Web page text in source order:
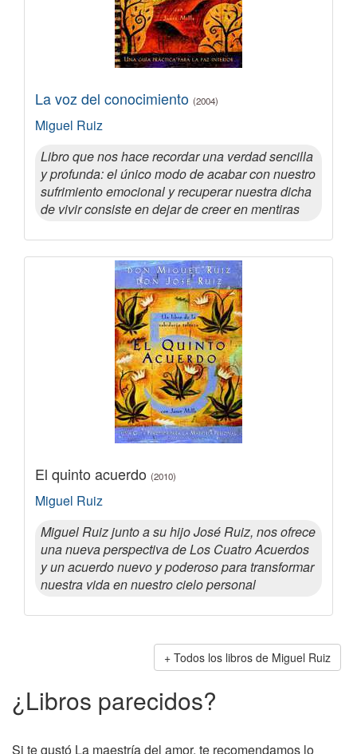
La voz del conocimiento (2004)
Miguel Ruiz
Libro que nos hace recordar una verdad sencilla
y profunda: el único modo de acabar con nuestro
sufrimiento emocional y recuperar nuestra dicha
de vivir consiste en dejar de creer en mentiras
El quinto acuerdo (2010)
Miguel Ruiz
Miguel Ruiz junto a su hijo José Ruiz, nos ofrece
una nueva perspectiva de Los Cuatro Acuerdos
y un acuerdo nuevo y poderoso para transformar
nuestra vida en nuestro cielo personal
Todos los libros de Miguel Ruiz
¿Libros parecidos?
Si te gustó La maestría del amor, te recomendamos lo